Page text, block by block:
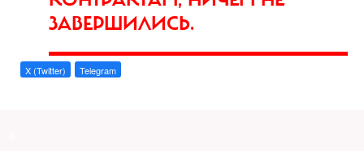
ЗАВЕРШИЛИСЬ.
X (Twitter) Telegram